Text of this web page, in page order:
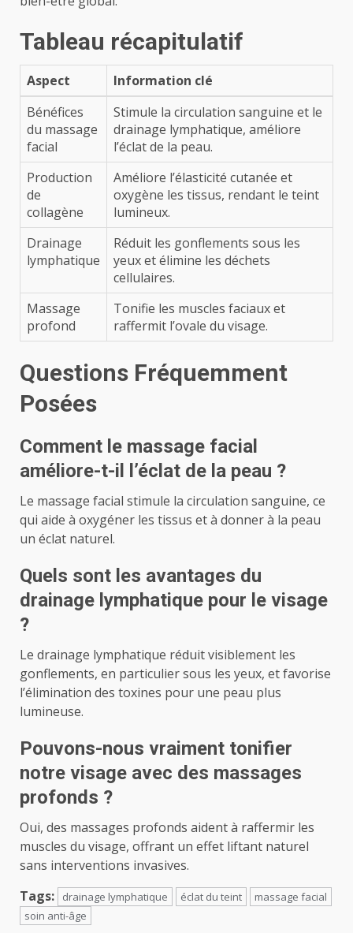
Tableau récapitulatif
Aspect
Information clé
Bénéfices
du massage
facial
Stimule la circulation sanguine et le
drainage lymphatique, améliore
l’éclat de la peau.
Production
de
collagène
Améliore l’élasticité cutanée et
oxygène les tissus, rendant le teint
lumineux.
Drainage
lymphatique
Réduit les gonflements sous les
yeux et élimine les déchets
cellulaires.
Massage
profond
Tonifie les muscles faciaux et
raffermit l’ovale du visage.
Questions Fréquemment
Posées
Comment le massage facial
améliore-t-il l’éclat de la peau ?
Le massage facial stimule la circulation sanguine, ce
qui aide à oxygéner les tissus et à donner à la peau
un éclat naturel.
Quels sont les avantages du
drainage lymphatique pour le visage
?
Le drainage lymphatique réduit visiblement les
gonflements, en particulier sous les yeux, et favorise
l’élimination des toxines pour une peau plus
lumineuse.
Pouvons-nous vraiment tonifier
notre visage avec des massages
profonds ?
Oui, des massages profonds aident à raffermir les
muscles du visage, offrant un effet liftant naturel
sans interventions invasives.
Tags:
drainage lymphatique éclat du teint
massage facial
soin anti-âge